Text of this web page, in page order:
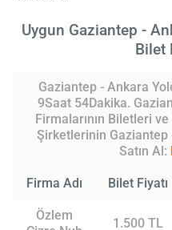
Uygun Gaziantep -
Bilet
Gaziantep - Ankara
9Saat 54Dakika.
Firmalarının Biletleri
Şirketlerinin
Satın Al:
Firma Adı Bilet Fiyatı
Özlem
1.500 TL